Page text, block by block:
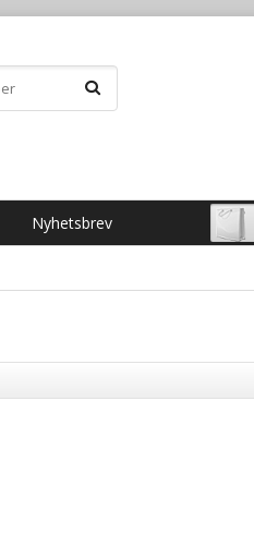
Nyhetsbrev